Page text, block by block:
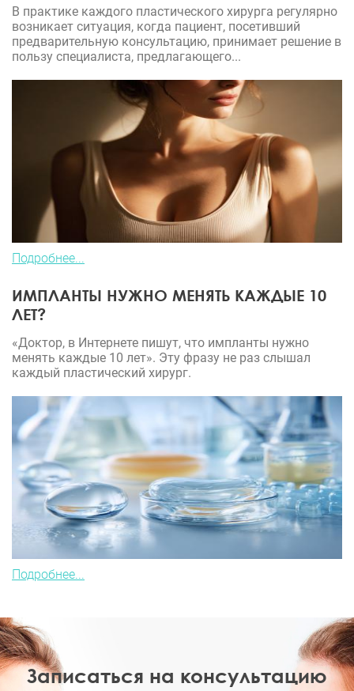
В практике каждого пластического хирурга регулярно
возникает ситуация, когда пациент, посетивший
предварительную консультацию, принимает решение в
пользу специалиста, предлагающего...
Подробнее...
ИМПЛАНТЫ НУЖНО МЕНЯТЬ КАЖДЫЕ 10
ЛЕТ?
«Доктор, в Интернете пишут, что импланты нужно
менять каждые 10 лет». Эту фразу не раз слышал
каждый пластический хирург.
Подробнее...
Записаться на консультацию